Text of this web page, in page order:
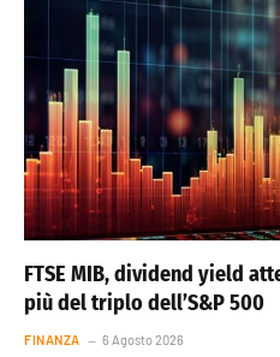
FTSE MIB, dividend yield
più del triplo dell’S&P 500
FINANZA 6 Agosto 2026